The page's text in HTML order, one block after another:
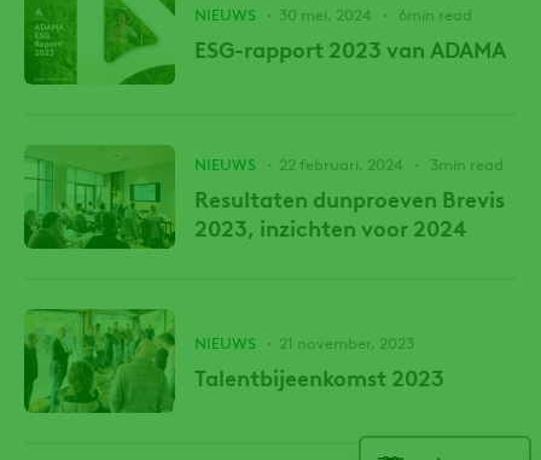
NIEUWS 30 mei, 2024 6min read
ESG-rapport 2023 van ADAMA
NIEUWS 22 februari, 2024 3min read
Resultaten dunproeven Brevis
2023, inzichten voor 2024
NIEUWS 21 november, 2023
Talentbijeenkomst 2023